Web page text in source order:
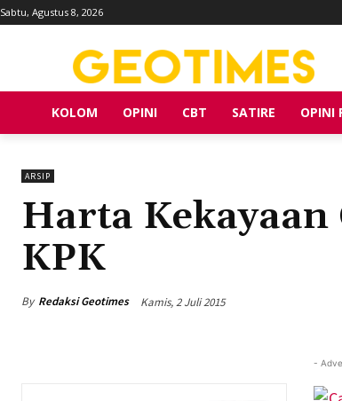
Sabtu, Agustus 8, 2026
KOLOM OPINI CBT SATIRE OPINI
ARSIP
Harta
KPK
By Redaksi Geotimes Kamis, 2 Juli 2015
-